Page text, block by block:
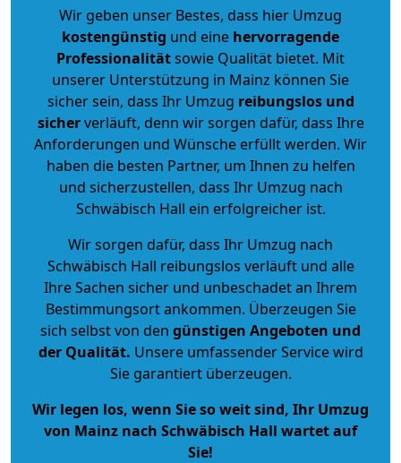
Wir geben unser Bestes, dass hier Umzug
kostengünstig und eine hervorragende
Professionalitätsowie Qualität bietet. Mit
unserer Unterstützung in Mainz können Sie
sicher sein, dass Ihr Umzug reibungslos und
sicherverläuft, denn wir sorgen dafür, dass Ihre
Anforderungen und Wünsche erfüllt werden. Wir
haben die besten Partner, um Ihnen zu helfen
und sicherzustellen, dass Ihr Umzug nach
Schwäbisch Hall ein erfolgreicher ist.
Wir sorgen dafür, dass Ihr Umzug nach
Schwäbisch Hall reibungslos verläuft und alle
Ihre Sachen sicher und unbeschadet an Ihrem
Bestimmungsort ankommen. Überzeugen Sie
sich selbst von den günstigen Angeboten und
der Qualität. Unsere umfassender Service wird
Sie garantiert überzeugen.
Wir legen los, wenn Sie so weit sind, Ihr Umzug
von Mainz nach Schwäbisch Hall wartet auf
Sie!